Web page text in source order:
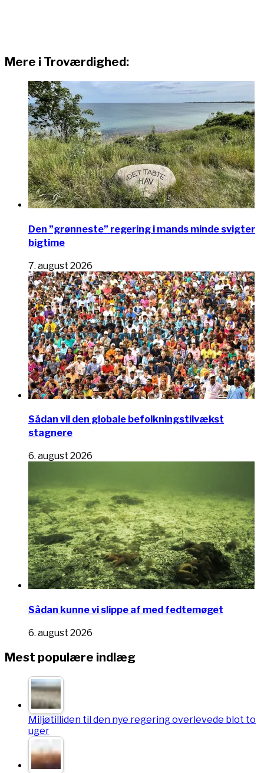
Mere i Troværdighed:
Den ”grønneste” regering i mands minde svigter
bigtime
7. august 2026
Sådan vil den globale befolkningstilvækst
stagnere
6. august 2026
Sådan kunne vi slippe af med fedtemøget
6. august 2026
Mest populære indlæg
Miljøtilliden til den nye regering overlevede blot to
uger